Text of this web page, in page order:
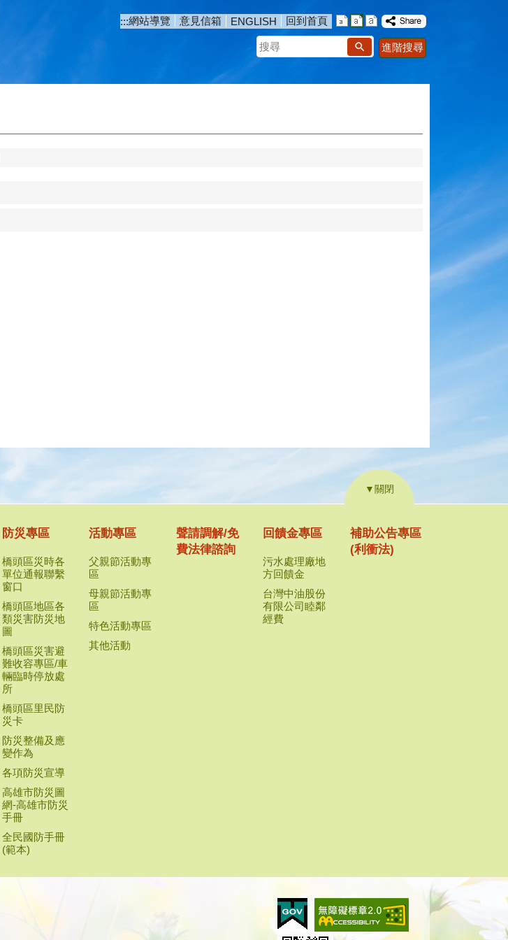
:::網站導覽 意見信箱 ENGLISH
回到首頁
搜
尋
進階搜尋
▼關閉
防災專區
橋頭區災時各
單位通報聯繫
窗口
橋頭區地區各
類災害防災地
圖
橋頭區災害避
難收容專區/車
輛臨時停放處
所
橋頭區里民防
災卡
防災整備及應
變作為
各項防災宣導
高雄市防災圖
網-高雄市防災
手冊
全民國防手冊
(範本)
活動專區
父親節活動專
區
母親節活動專
區
特色活動專區
其他活動
聲請調解/免
費法律諮詢
回饋金專區
污水處理廠地
方回饋金
台灣中油股份
有限公司睦鄰
經費
補助公告專區
(利衝法)